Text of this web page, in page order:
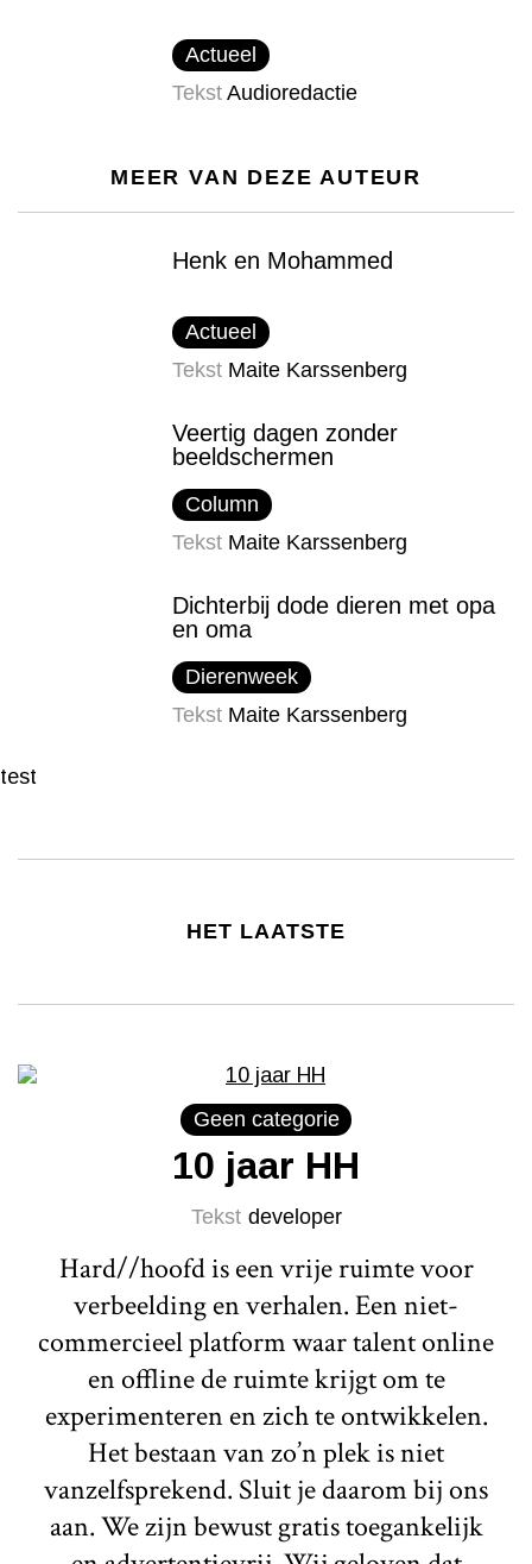
Actueel
Tekst Audioredactie
MEER VAN DEZE AUTEUR
Henk en Mohammed
Actueel
Tekst Maite Karssenberg
Veertig dagen zonder
beeldschermen
Column
Tekst Maite Karssenberg
Dichterbij dode dieren met opa
en oma
Dierenweek
Tekst Maite Karssenberg
test
HET LAATSTE
Geen categorie
10 jaar HH
Tekst developer
Hard//hoofd is een vrije ruimte voor
verbeelding en verhalen. Een niet-
commercieel platform waar talent online
en offline de ruimte krijgt om te
experimenteren en zich te ontwikkelen.
Het bestaan van zo’n plek is niet
vanzelfsprekend. Sluit je daarom bij ons
aan. We zijn bewust gratis toegankelijk